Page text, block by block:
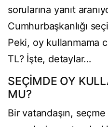
sorularına yanıt
Cumhurbaşkanlığı
Peki, oy kullanmama
TL? İşte, detaylar…
SEÇİMDE OY
MU?
Bir vatandaşın, seçme